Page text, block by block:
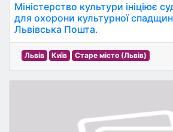
Міністерство культури ініціює
для охорони культурної
Львівська Пошта.
Львів Київ Старе місто (Львів)